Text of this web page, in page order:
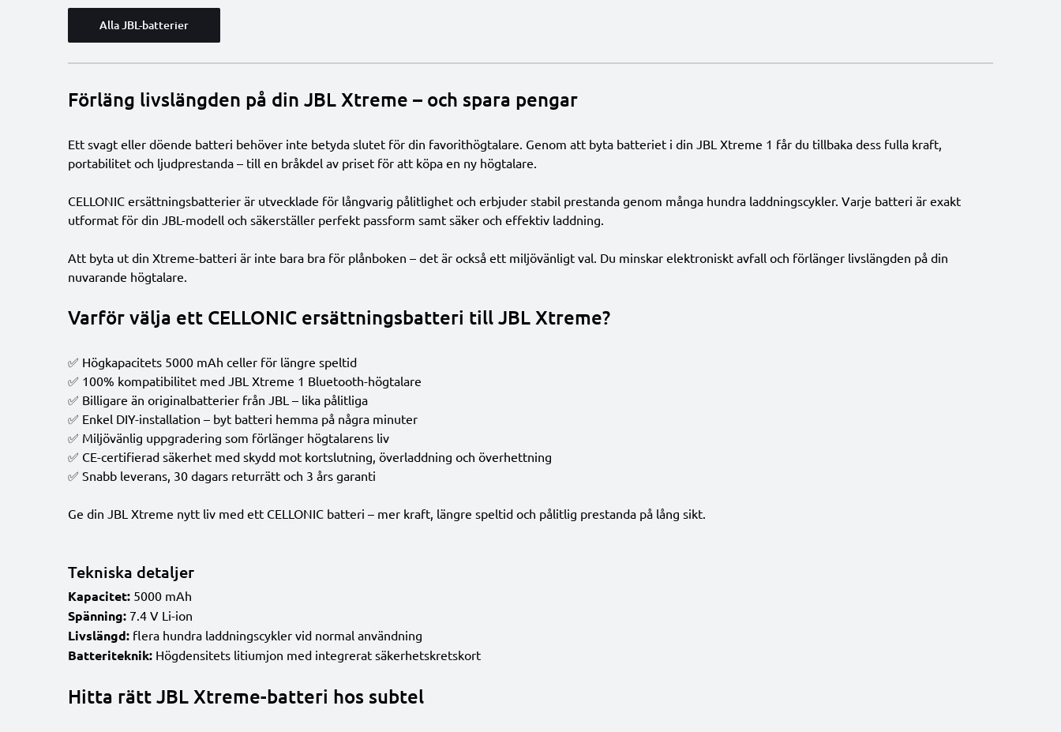
Alla JBL-batterier
Förläng livslängden på din JBL Xtreme – och spara pengar
Ett svagt eller döende batteri behöver inte betyda slutet för din favorit­högtalare. Genom att byta batteriet i din JBL Xtreme 1 får du tillbaka dess fulla kraft,
portabilitet och ljudprestanda – till en bråkdel av priset för att köpa en ny högtalare.
CELLONIC ersättningsbatterier är utvecklade för långvarig pålitlighet och erbjuder stabil prestanda genom många hundra laddningscykler. Varje batteri är exakt
utformat för din JBL-modell och säkerställer perfekt passform samt säker och effektiv laddning.
Att byta ut din Xtreme-batteri är inte bara bra för plånboken – det är också ett miljövänligt val. Du minskar elektroniskt avfall och förlänger livslängden på din
nuvarande högtalare.
Varför välja ett CELLONIC ersättningsbatteri till JBL Xtreme?
✅ Högkapacitets 5000 mAh celler för längre speltid
✅ 100% kompatibilitet med JBL Xtreme 1 Bluetooth-högtalare
✅ Billigare än originalbatterier från JBL – lika pålitliga
✅ Enkel DIY-installation – byt batteri hemma på några minuter
✅ Miljövänlig uppgradering som förlänger högtalarens liv
✅ CE-certifierad säkerhet med skydd mot kortslutning, överladdning och överhettning
✅ Snabb leverans, 30 dagars returrätt och 3 års garanti
Ge din JBL Xtreme nytt liv med ett CELLONIC batteri – mer kraft, längre speltid och pålitlig prestanda på lång sikt.
Tekniska detaljer
Kapacitet: 5000 mAh
Spänning: 7.4 V Li-ion
Livslängd: flera hundra laddningscykler vid normal användning
Batteriteknik: Högdensitets litiumjon med integrerat säkerhetskretskort
Hitta rätt JBL Xtreme-batteri hos subtel